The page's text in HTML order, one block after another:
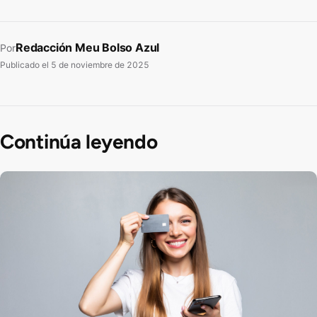
PorRedacción Meu Bolso Azul
Publicado el 5 de noviembre de 2025
Continúa leyendo